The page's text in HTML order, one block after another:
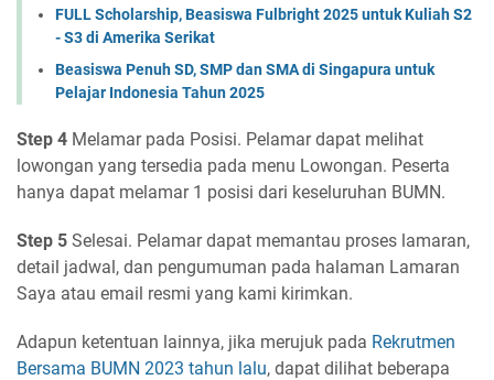
FULL Scholarship, Beasiswa Fulbright 2025 untuk Kuliah S2
- S3 di Amerika Serikat
Beasiswa Penuh SD, SMP dan SMA di Singapura untuk
Pelajar Indonesia Tahun 2025
Step 4 Melamar pada Posisi. Pelamar dapat melihat
lowongan yang tersedia pada menu Lowongan. Peserta
hanya dapat melamar 1 posisi dari keseluruhan BUMN.
Step 5 Selesai. Pelamar dapat memantau proses lamaran,
detail jadwal, dan pengumuman pada halaman Lamaran
Saya atau email resmi yang kami kirimkan.
Adapun ketentuan lainnya, jika merujuk pada Rekrutmen
Bersama BUMN 2023 tahun lalu, dapat dilihat beberapa